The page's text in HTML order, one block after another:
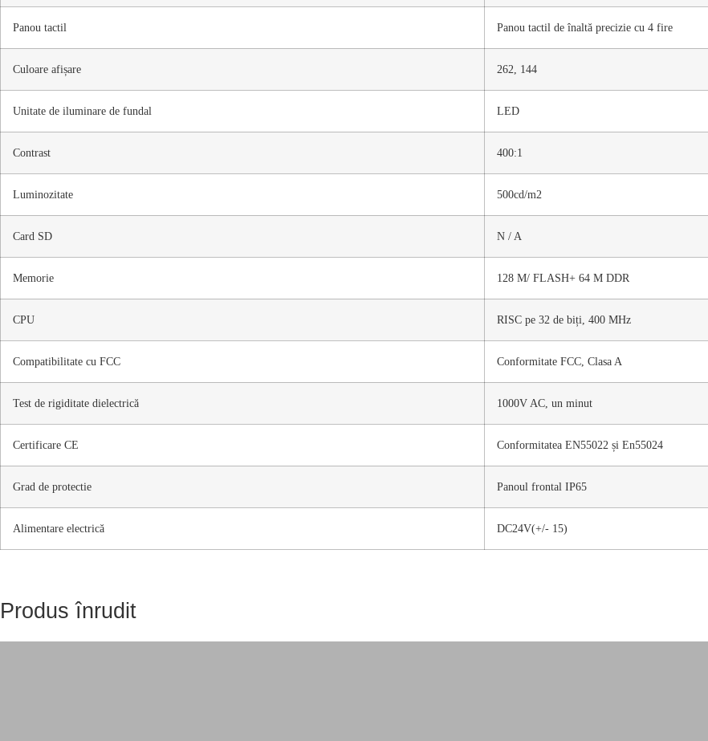
Panou tactil Panou tactil de înaltă precizie cu 4 fire
Culoare afișare 262, 144
Unitate de iluminare de fundal LED
Contrast 400:1
Luminozitate 500cd/m2
Card SD N / A
Memorie 128 M/ FLASH+ 64 M DDR
CPU RISC pe 32 de biți, 400 MHz
Compatibilitate cu FCC Conformitate FCC, Clasa A
Test de rigiditate dielectrică 1000V AC, un minut
Certificare CE Conformitatea EN55022 și En55024
Grad de protectie Panoul frontal IP65
Alimentare electrică DC24V(+/- 15)
Produs înrudit